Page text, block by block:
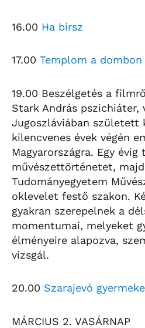
16.00 Ha bírsz
17.00 Templom a dombon
19.00 Beszélgetés a
Stark András pszichiáter,
Jugoszláviában született
kilencvenes évek végén
Magyarországra. Egy
művészettörténetet, majd
Tudományegyetem
oklevelet festő szakon.
gyakran szerepelnek a
momentumai, melyeket
élményeire alapozva,
vizsgál.
20.00 Szarajevó
MÁRCIUS 2. VASÁRNAP